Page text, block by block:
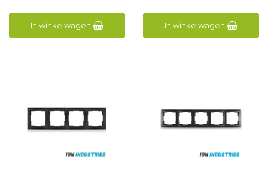
In winkelwagen In winkelwagen